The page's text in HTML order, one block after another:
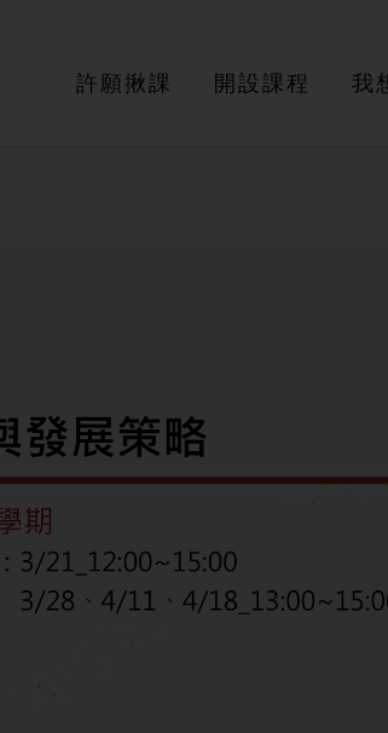
許願揪課 開設課程 我